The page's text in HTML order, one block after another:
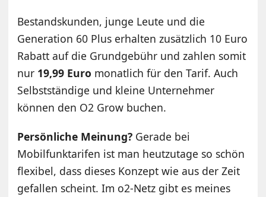
Bestandskunden, junge Leute und die
Generation 60 Plus erhalten zusätzlich 10 Euro
Rabatt auf die Grundgebühr und zahlen somit
nur 19,99 Euro monatlich für den Tarif. Auch
Selbstständige und kleine Unternehmer
können den O2 Grow buchen.
Persönliche Meinung? Gerade bei
Mobilfunktarifen ist man heutzutage so schön
flexibel, dass dieses Konzept wie aus der Zeit
gefallen scheint. Im o2-Netz gibt es meines